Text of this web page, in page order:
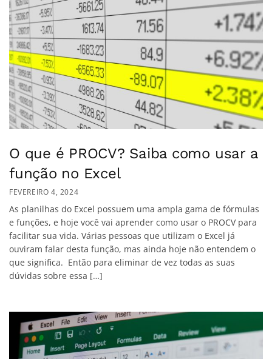
O que é PROCV? Saiba como usar a
função no Excel
FEVEREIRO 4, 2024
As planilhas do Excel possuem uma ampla gama de fórmulas
e funções, e hoje você vai aprender como usar o PROCV para
facilitar sua vida. Várias pessoas que utilizam o Excel já
ouviram falar desta função, mas ainda hoje não entendem o
que significa. Então para eliminar de vez todas as suas
dúvidas sobre essa […]